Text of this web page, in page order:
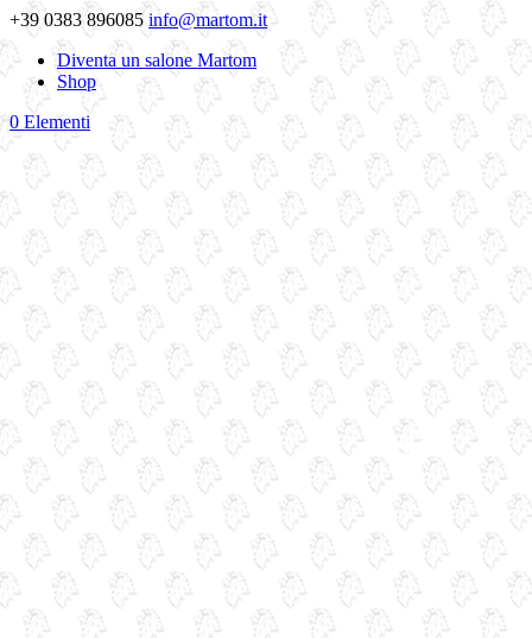
+39 0383 896085 info@martom.it
Diventa un salone Martom
Shop
0 Elementi